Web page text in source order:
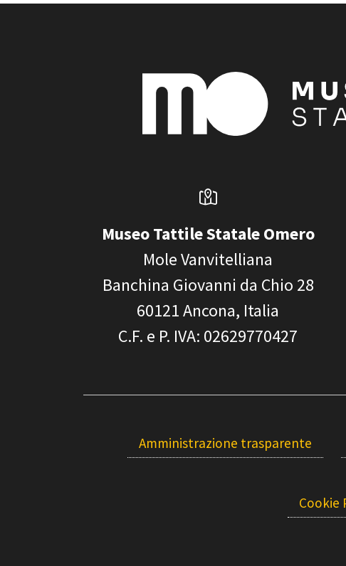
Museo Tattile Statale Omero
Mole Vanvitelliana
Banchina Giovanni da Chio 28
60121Ancona, Italia
C.F. e P. IVA: 02629770427
Amministrazione trasparente
Cookie